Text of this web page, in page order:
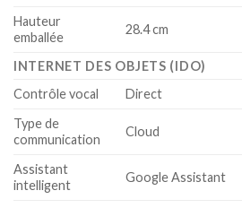
Hauteur
emballée
28.4 cm
INTERNET DES OBJETS (IDO)
Contrôle vocal
Direct
Type de
communication
Cloud
Assistant
intelligent
Google Assistant